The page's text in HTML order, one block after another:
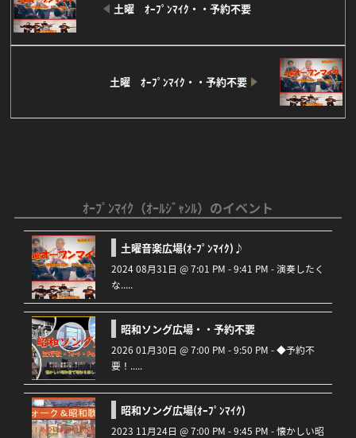
土曜 ｵｰﾌﾟﾝﾏｲｸ・・予約不要
土曜 ｵｰﾌﾟﾝﾏｲｸ・・予約不要
ｵｰﾌﾟﾝﾏｲｸ（ｵｰﾙｼﾞｬﾝﾙ）のイベント
土曜音楽広場(ｵ-ﾌﾟﾝﾏｲｸ)♪
2024 08月31日 @ 7:01 PM - 9:41 PM - 演奏したく
な.....
昭和ソング広場・・予約不要
2026 01月30日 @ 7:00 PM - 9:50 PM - ◆予約不
要！.....
昭和ソング広場(ｵｰﾌﾟﾝﾏｲｸ)
2023 11月24日 @ 7:00 PM - 9:45 PM - 懐かしい昭